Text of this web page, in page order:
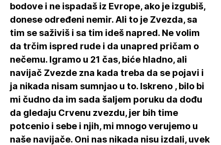
bodove i ne ispadaš iz Evrope, ako je izgubiš,
donese određeni nemir. Ali to je Zvezda, sa
tim se saživiš i sa tim ideš napred. Ne volim
da trčim ispred rude i da unapred pričam o
nečemu. Igramo u 21 čas, biće hladno, ali
navijač Zvezde zna kada treba da se pojavi i
ja nikada nisam sumnjao u to. Iskreno , bilo bi
mi čudno da im sada šaljem poruku da dođu
da gledaju Crvenu zvezdu, jer bih time
potcenio i sebe i njih, mi mnogo verujemo u
naše navijače. Oni nas nikada nisu izdali, uvek